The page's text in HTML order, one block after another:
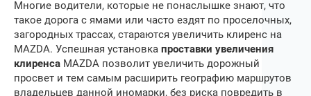
Многие водители, которые не понаслышке знают, что
такое дорога с ямами или часто ездят по проселочных,
загородных трассах, стараются увеличить клиренс на
MAZDA. Успешная установка проставки увеличения
клиренса MAZDA позволит увеличить дорожный
просвет и тем самым расширить географию маршрутов
владельцев данной иномарки, без риска повредить в